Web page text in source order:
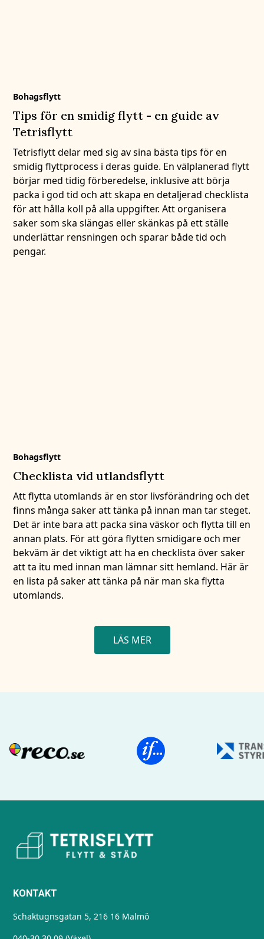
Bohagsflytt
Tips för en smidig flytt - en guide av
Tetrisflytt
Tetrisflytt delar med sig av sina bästa tips för en
smidig flyttprocess i deras guide. En välplanerad flytt
börjar med tidig förberedelse, inklusive att börja
packa i god tid och att skapa en detaljerad checklista
för att hålla koll på alla uppgifter. Att organisera
saker som ska slängas eller skänkas på ett ställe
underlättar rensningen och sparar både tid och
pengar.
Bohagsflytt
Checklista vid utlandsflytt
Att flytta utomlands är en stor livsförändring och det
finns många saker att tänka på innan man tar steget.
Det är inte bara att packa sina väskor och flytta till en
annan plats. För att göra flytten smidigare och mer
bekväm är det viktigt att ha en checklista över saker
att ta itu med innan man lämnar sitt hemland. Här är
en lista på saker att tänka på när man ska flytta
utomlands.
LÄS MER
KONTAKT
Schaktugnsgatan 5, 216 16 Malmö